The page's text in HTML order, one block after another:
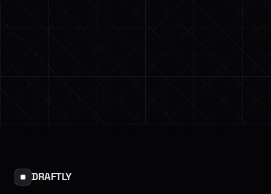
DRAFTLY